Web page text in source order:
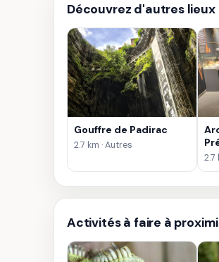
Découvrez d'autres
Gouffre de Padirac
2.7 km · Autres
2.7
Activités à faire à